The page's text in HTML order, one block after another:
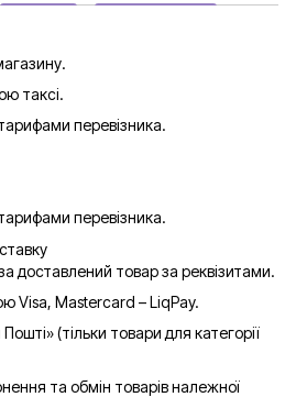
таксі.
перевізника.
перевізника.
доставлений товар за реквізитами.
Visa, Mastercard – LiqPay.
(тільки товари для категорії
та обмін товарів належної